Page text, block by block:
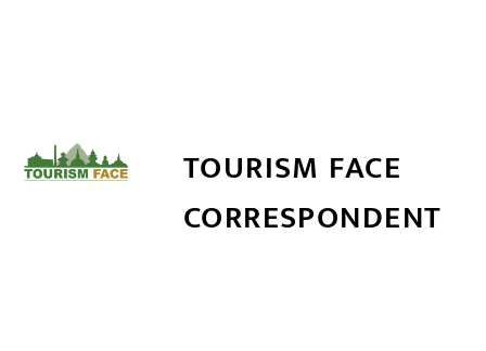
TOURISM FACE
CORRESPONDENT